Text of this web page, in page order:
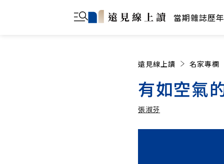
當期雜誌歷
遠見線上讀 名家專欄
有如空氣
張淑芬